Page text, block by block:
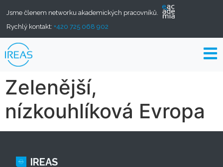
Jsme členem networku akademických pracovníků.
Rychlý kontakt: +420 725 068 902
Zelenější,
nízkouhlíková Evropa
IREAS